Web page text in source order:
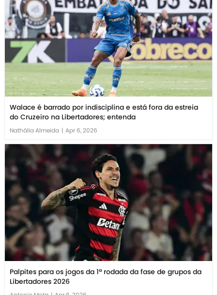
Walace é barrado por indisciplina e está fora da estreia
do Cruzeiro na Libertadores; entenda
Nathália Almeida | Apr 6, 2026
Palpites para os jogos da 1ª rodada da fase de grupos da
Libertadores 2026